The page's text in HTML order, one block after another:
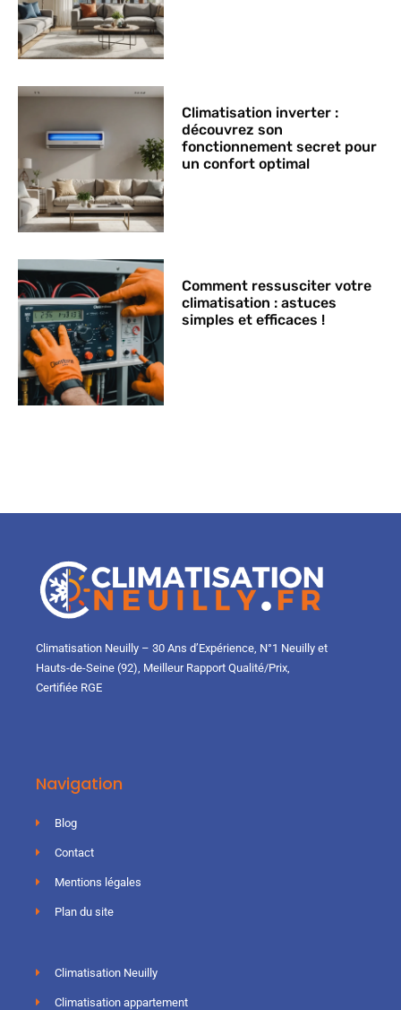
Climatisation inverter :
découvrez son
fonctionnement secret pour
un confort optimal
Comment ressusciter votre
climatisation : astuces
simples et efficaces !
Climatisation Neuilly – 30 Ans d’Expérience, N°1 Neuilly et
Hauts-de-Seine (92), Meilleur Rapport Qualité/Prix,
Certifiée RGE
Navigation
Blog
Contact
Mentions légales
Plan du site
Climatisation Neuilly
Climatisation appartement